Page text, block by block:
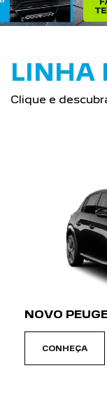
LINHA
Clique e
NOVO
CONHEÇA